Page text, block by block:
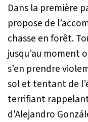
Dans la première
propose de
chasse en forêt.
jusqu’au moment
s’en prendre
sol et tentant de
terrifiant
d'Alejandro